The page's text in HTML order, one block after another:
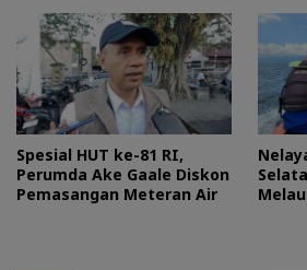
Spesial HUT ke-81 RI,
Perumda Ake Gaale Diskon
Pemasangan Meteran Air